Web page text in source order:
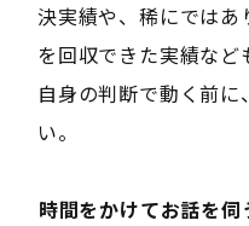
決実績や、稀にでは
を回収できた実績な
自身の判断で動く前
い。
――時間をかけてお話を